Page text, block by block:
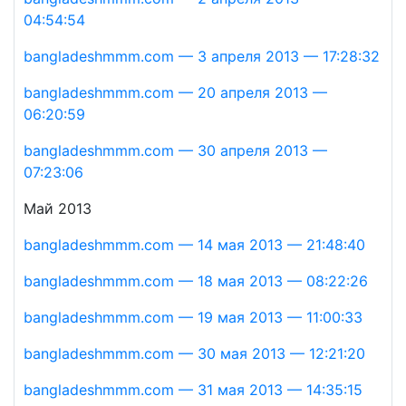
04:54:54
bangladeshmmm.com — 3 апреля 2013 — 17:28:32
bangladeshmmm.com — 20 апреля 2013 —
06:20:59
bangladeshmmm.com — 30 апреля 2013 —
07:23:06
Май 2013
bangladeshmmm.com — 14 мая 2013 — 21:48:40
bangladeshmmm.com — 18 мая 2013 — 08:22:26
bangladeshmmm.com — 19 мая 2013 — 11:00:33
bangladeshmmm.com — 30 мая 2013 — 12:21:20
bangladeshmmm.com — 31 мая 2013 — 14:35:15